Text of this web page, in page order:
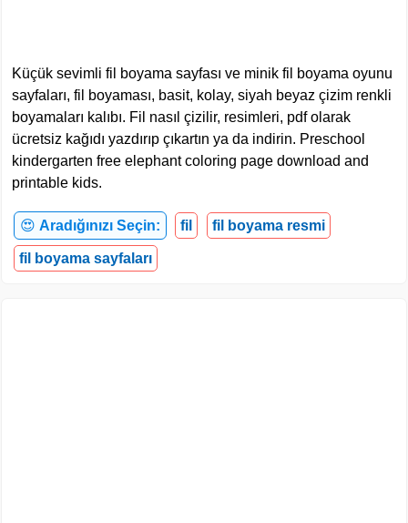
Küçük sevimli fil boyama sayfası ve minik fil boyama oyunu
sayfaları, fil boyaması, basit, kolay, siyah beyaz çizim renkli
boyamaları kalıbı. Fil nasıl çizilir, resimleri, pdf olarak
ücretsiz kağıdı yazdırıp çıkartın ya da indirin. Preschool
kindergarten free elephant coloring page download and
printable kids.
😍 Aradığınızı Seçin: fil fil boyama resmi
fil boyama sayfaları